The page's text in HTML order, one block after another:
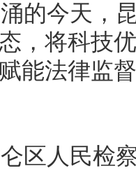
的今天，
，将科技
能法律监
仑区人民检